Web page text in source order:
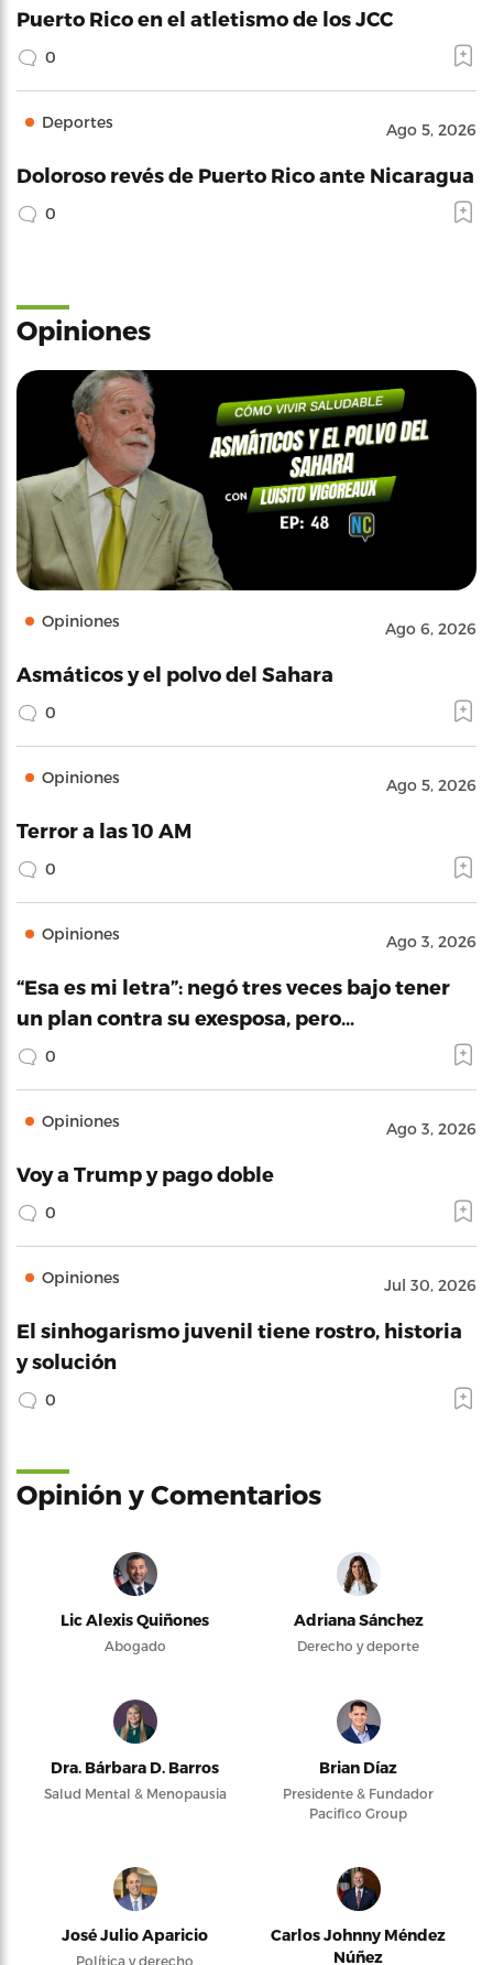
Puerto Rico en el atletismo de los JCC
0
Deportes Ago 5, 2026
Doloroso revés de Puerto Rico ante Nicaragua
0
Opiniones
Opiniones Ago 6, 2026
Asmáticos y el polvo del Sahara
0
Opiniones Ago 5, 2026
Terror a las 10 AM
0
Opiniones Ago 3, 2026
“Esa es mi letra”: negó tres veces bajo tener
un plan contra su exesposa, pero…
0
Opiniones Ago 3, 2026
Voy a Trump y pago doble
0
Opiniones Jul 30, 2026
El sinhogarismo juvenil tiene rostro, historia
y solución
0
Opinión y Comentarios
Lic Alexis Quiñones
Abogado
Adriana Sánchez
Derecho y deporte
Dra. Bárbara D. Barros
Salud Mental & Menopausia
Brian Díaz
Presidente & Fundador
Pacifico Group
José Julio Aparicio
Política y derecho
Carlos Johnny Méndez
Núñez